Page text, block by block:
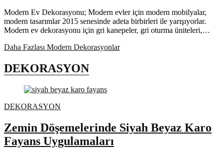
Modern Ev Dekorasyonu; Modern evler için modern mobilyalar,
modern tasarımlar 2015 senesinde adeta birbirleri ile yarışıyorlar.
Modern ev dekorasyonu için gri kanepeler, gri oturma üniteleri,…
Daha Fazlası Modern Dekorasyonlar
DEKORASYON
DEKORASYON
Zemin Döşemelerinde Siyah Beyaz Karo
Fayans Uygulamaları